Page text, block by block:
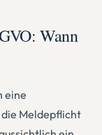
Wann
eine
Meldepflicht